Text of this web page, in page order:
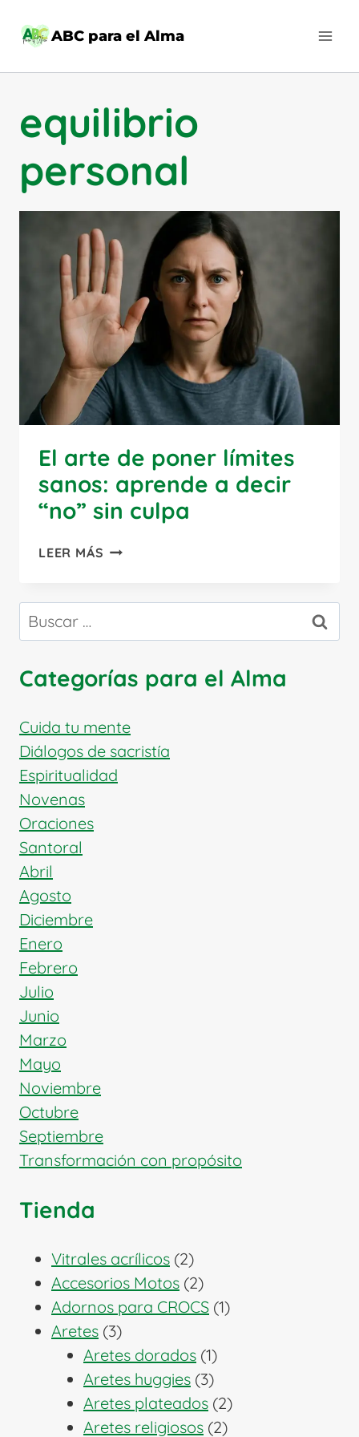
ABC para el Alma
equilibrio
personal
El arte de poner límites
sanos: aprende a decir
“no” sin culpa
LEER MÁS EL
PONER
SANOS:
A
“NO”
SIN
CULPA
Buscar:
Categorías para el Alma
Cuida tu mente
Diálogos de sacristía
Espiritualidad
Novenas
Oraciones
Santoral
Abril
Agosto
Diciembre
Enero
Febrero
Julio
Junio
Marzo
Mayo
Noviembre
Octubre
Septiembre
Transformación con propósito
Tienda
Vitrales acrílicos 22
productos
Accesorios Motos 22
productos
Adornos para CROCS 11
Aretes 33
productos
Aretes dorados 11
producto
Aretes huggies 33
productos
Aretes plateados 22
productos
Aretes religiosos 22